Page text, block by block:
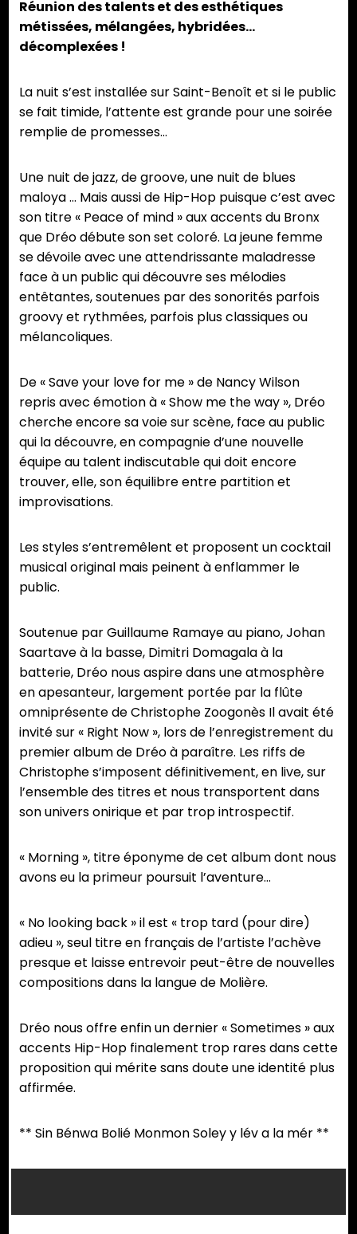
Réunion des talents et des esthétiques
métissées, mélangées, hybridées…
décomplexées !
La nuit s’est installée sur Saint-Benoît et si le public
se fait timide, l’attente est grande pour une soirée
remplie de promesses…
Une nuit de jazz, de groove, une nuit de blues
maloya … Mais aussi de Hip-Hop puisque c’est avec
son titre « Peace of mind » aux accents du Bronx
que Dréo débute son set coloré. La jeune femme
se dévoile avec une attendrissante maladresse
face à un public qui découvre ses mélodies
entêtantes, soutenues par des sonorités parfois
groovy et rythmées, parfois plus classiques ou
mélancoliques.
De « Save your love for me » de Nancy Wilson
repris avec émotion à « Show me the way », Dréo
cherche encore sa voie sur scène, face au public
qui la découvre, en compagnie d’une nouvelle
équipe au talent indiscutable qui doit encore
trouver, elle, son équilibre entre partition et
improvisations.
Les styles s’entremêlent et proposent un cocktail
musical original mais peinent à enflammer le
public.
Soutenue par Guillaume Ramaye au piano, Johan
Saartave à la basse, Dimitri Domagala à la
batterie, Dréo nous aspire dans une atmosphère
en apesanteur, largement portée par la flûte
omniprésente de Christophe Zoogonès Il avait été
invité sur « Right Now », lors de l’enregistrement du
premier album de Dréo à paraître. Les riffs de
Christophe s’imposent définitivement, en live, sur
l’ensemble des titres et nous transportent dans
son univers onirique et par trop introspectif.
« Morning », titre éponyme de cet album dont nous
avons eu la primeur poursuit l’aventure…
« No looking back » il est « trop tard (pour dire)
adieu », seul titre en français de l’artiste l’achève
presque et laisse entrevoir peut-être de nouvelles
compositions dans la langue de Molière.
Dréo nous offre enfin un dernier « Sometimes » aux
accents Hip-Hop finalement trop rares dans cette
proposition qui mérite sans doute une identité plus
affirmée.
** Sin Bénwa Bolié Monmon Soley y lév a la mér **